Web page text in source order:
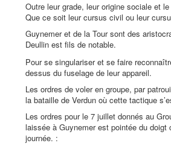
Outre leur grade, leur origine sociale et
Que ce soit leur cursus civil ou leur
Guynemer et de la Tour sont des
Deullin est fils de notable.
Pour se singulariser et se faire
dessus du fuselage de leur appareil.
Les ordres de voler en groupe, par
la bataille de Verdun où cette tactique
Les ordres pour le 7 juillet donnés au
laissée à Guynemer est pointée du
journée. :